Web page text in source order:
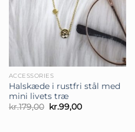
ACCESSORIES
Halskæde i rustfri stål med
mini livets træ
kr.179,00 Den
oprindelige
kr.99,00Den